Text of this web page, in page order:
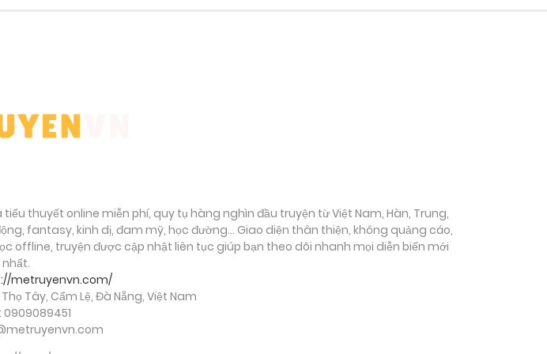
Tháng 9 24, 2025
Tháng 9 24, 2025
Tháng 9 24, 2025
thuyết online miễn phí, quy tụ hàng nghìn đầu truyện từ Việt Nam, Hàn, Trung,
fantasy, kinh dị, đam mỹ, học đường… Giao diện thân thiện, không quảng cáo,
offline, truyện được cập nhật liên tục giúp bạn theo dõi nhanh mọi diễn biến mới
nhất.
metruyenvn.com/
Tây, Cẩm Lệ, Đà Nẵng, Việt Nam
0909089451